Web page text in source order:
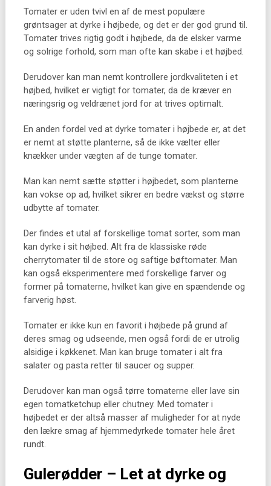
Tomater er uden tvivl en af de mest populære
grøntsager at dyrke i højbede, og det er der god grund til.
Tomater trives rigtig godt i højbede, da de elsker varme
og solrige forhold, som man ofte kan skabe i et højbed.
Derudover kan man nemt kontrollere jordkvaliteten i et
højbed, hvilket er vigtigt for tomater, da de kræver en
næringsrig og veldrænet jord for at trives optimalt.
En anden fordel ved at dyrke tomater i højbede er, at det
er nemt at støtte planterne, så de ikke vælter eller
knækker under vægten af de tunge tomater.
Man kan nemt sætte støtter i højbedet, som planterne
kan vokse op ad, hvilket sikrer en bedre vækst og større
udbytte af tomater.
Der findes et utal af forskellige tomat sorter, som man
kan dyrke i sit højbed. Alt fra de klassiske røde
cherrytomater til de store og saftige bøftomater. Man
kan også eksperimentere med forskellige farver og
former på tomaterne, hvilket kan give en spændende og
farverig høst.
Tomater er ikke kun en favorit i højbede på grund af
deres smag og udseende, men også fordi de er utrolig
alsidige i køkkenet. Man kan bruge tomater i alt fra
salater og pasta retter til saucer og supper.
Derudover kan man også tørre tomaterne eller lave sin
egen tomatketchup eller chutney. Med tomater i
højbedet er der altså masser af muligheder for at nyde
den lækre smag af hjemmedyrkede tomater hele året
rundt.
Gulerødder – Let at dyrke og